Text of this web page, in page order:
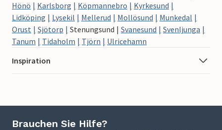
Hönö
Karlsborg Köpmannebro
Kyrkesund
Lidköping
Lysekil Mellerud Mollösund
Munkedal
Orust
Sjötorp Stenungsund Svanesund
Svenljunga
Tanum
Tidaholm Tjörn
Ulricehamn
Inspiration
Brauchen Sie Hilfe?